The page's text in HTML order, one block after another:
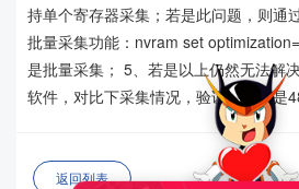
持单个寄存器采集；若是此问题，则通
批量采集功能：nvram set
是批量采集； 5、若是以上仍然无法解
软件，对比下采集情况，验证下是否是
返回列表